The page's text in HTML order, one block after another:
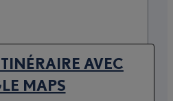
AVEC
MAPS
(OPENS IN NEW TAB)